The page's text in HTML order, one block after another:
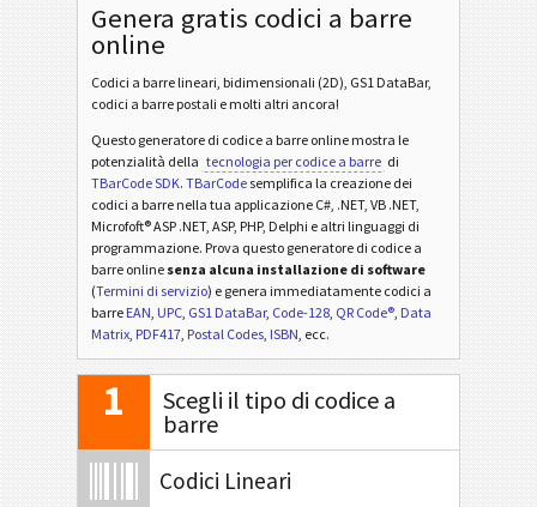
Genera gratis codici a barre
online
Codici a barre lineari, bidimensionali (2D), GS1 DataBar,
codici a barre postali e molti altri ancora!
Questo generatore di codice a barre online mostra le
potenzialità della tecnologia per codice a barre di
TBarCode SDK. TBarCodesemplifica la creazione dei
codici a barre nella tua applicazione C#, .NET, VB .NET,
Microfoft® ASP .NET, ASP, PHP, Delphi e altri linguaggi di
programmazione. Prova questo generatore di codice a
barre online senza alcuna installazione di software
(Termini di servizio) e genera immediatamente codici a
barre EAN, UPC, GS1 DataBar, Code-128, QR Code®, Data
Matrix, PDF417, Postal Codes, ISBN, ecc.
1
Scegli il tipo di codice a
barre
Codici Lineari